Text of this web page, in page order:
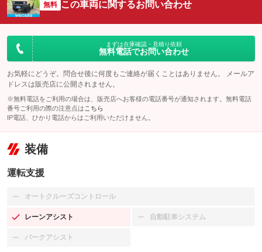
無料 この車両に関するお問い合わせ
まずは在庫確認・見積り依頼
無料電話でお問い合わせ
お気軽にどうぞ。問合せ後に何度もご連絡が届くことはありません。 メールア
ドレスは販売店に公開されません。
※無料電話をご利用の場合は、販売店へお客様の電話番号が通知されます。無料電話
番号ご利用の際の注意点は こちら
IP電話、ひかり電話からはご利用いただけません。
装備
運転支援
オートクルーズコントロール
：装備なし
レーンアシスト
：装備あり 自動駐車システム
：装備なし
パークアシスト
：装備なし